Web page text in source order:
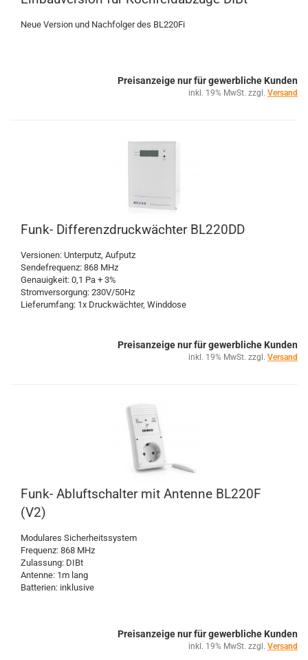
Neue Version und Nachfolger des BL220Fi
Preisanzeige nur für gewerbliche Kunden
inkl. 19% MwSt. zzgl. Versand
Funk- Differenzdruckwächter BL220DD
Versionen: Unterputz, Aufputz
Sendefrequenz: 868 MHz
Genauigkeit: 0,1 Pa + 3%
Stromversorgung: 230V/50Hz
Lieferumfang: 1x Druckwächter, Winddose
Preisanzeige nur für gewerbliche Kunden
inkl. 19% MwSt. zzgl. Versand
Funk- Abluftschalter mit Antenne BL220F
(V2)
Modulares Sicherheitssystem
Frequenz: 868 MHz
Zulassung: DIBt
Antenne: 1m lang
Batterien: inklusive
Preisanzeige nur für gewerbliche Kunden
inkl. 19% MwSt. zzgl. Versand